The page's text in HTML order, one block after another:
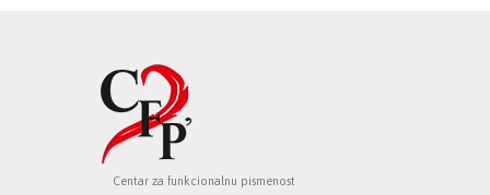
Centar za funkcionalnu pismenost